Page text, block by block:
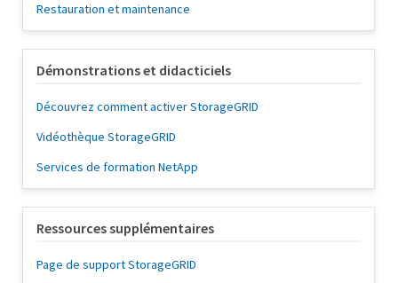
Restauration et maintenance
Démonstrations et didacticiels
Découvrez comment activer StorageGRID
Vidéothèque StorageGRID
Services de formation NetApp
Ressources supplémentaires
Page de support StorageGRID